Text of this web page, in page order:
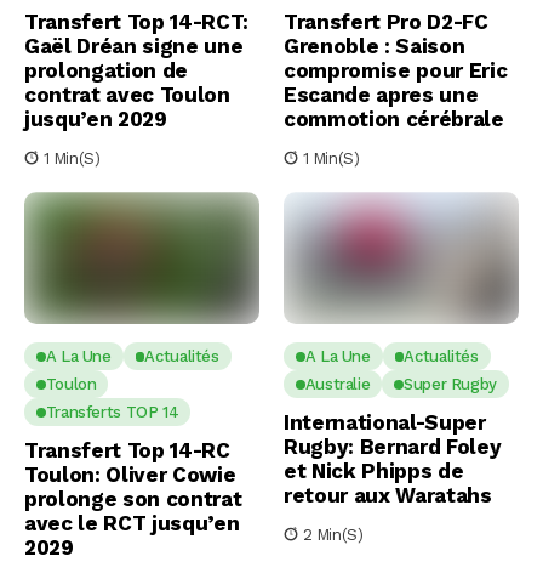
Transfert Top 14-RCT:
Gaël Dréan signe une
prolongation de
contrat avec Toulon
jusqu’en 2029
1 Min(s)
Transfert Pro D2-FC
Grenoble : Saison
compromise pour Eric
Escande apres une
commotion cérébrale
1 Min(s)
A La Une
Actualités
Toulon
Transferts TOP 14
Transfert Top 14-RC
Toulon: Oliver Cowie
prolonge son contrat
avec le RCT jusqu’en
2029
A La Une
Actualités
Australie
Super Rugby
International-Super
Rugby: Bernard Foley
et Nick Phipps de
retour aux Waratahs
2 Min(s)